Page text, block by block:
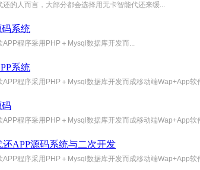
还的人而言，大部分都会选择用无卡智能代还来缓...
码系统
APP程序采用PHP＋Mysql数据库开发而...
系统
APP程序采用PHP＋Mysql数据库开发而成移动端Wap+App
码
APP程序采用PHP＋Mysql数据库开发而成移动端Wap+App
还APP源码系统与二次开发
APP程序采用PHP＋Mysql数据库开发而成移动端Wap+App